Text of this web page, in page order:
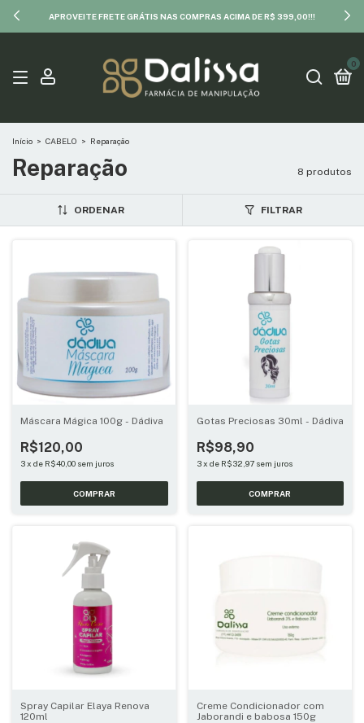
APROVEITE FRETE GRÁTIS NAS COMPRAS ACIMA DE R$ 399,00!!!
0
Início > CABELO > Reparação
Reparação 8 produtos
ORDENAR FILTRAR
Máscara Mágica 100g - Dádiva
R$120,00
3x de R$40,00 sem juros
Gotas Preciosas 30ml - Dádiva
R$98,90
3 x de R$32,97 sem juros
Spray Capilar Elaya Renova
120ml
Creme Condicionador com
Jaborandi e babosa 150g